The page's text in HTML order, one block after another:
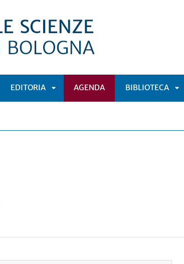
EDITORIA AGENDA BIBLIOTECA